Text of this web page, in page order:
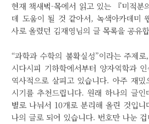
현재 책새벽-목에서 읽고 있는 『미적분
데 도움이 될 것 같아서, 녹색아카데미
사로 올렸던 김재영님의 글 목록을 공유
“과학과 수학의 불확실성”이라는 주제
시다시피 기하학에서부터 양자역학과
역사적으로 살피고 있습니다. 아주 재
시기를 추천드립니다. 원래 하나의 글
별로 나눠서 10개로 분리해 올린 것입
나의 글로 되어 있습니다. 번호만 나눈